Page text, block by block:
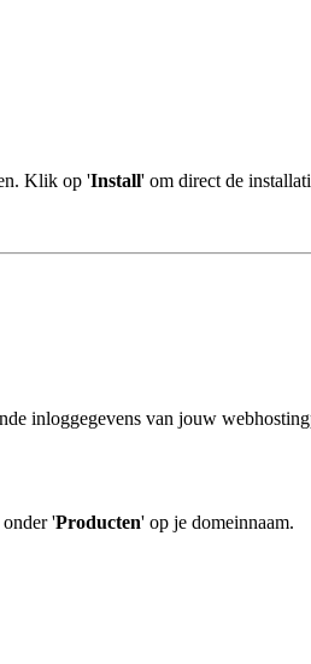
Klik op 'Install' om direct de
inloggegevens van jouw
'Producten' op je domeinnaam.